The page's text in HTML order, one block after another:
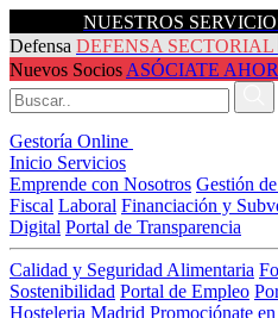
NUESTROS
Defensa DEFENSA SECTORIAL
Nuevos Socios ASÓCIATE
Gestoría Online
Inicio Servicios
Emprende con Nosotros Gestión
Fiscal Laboral Financiación y
Digital Portal de Transparencia
Calidad y Seguridad Alimentaria
Sostenibilidad Portal de Empleo
Hosteleria Madrid Promociónate